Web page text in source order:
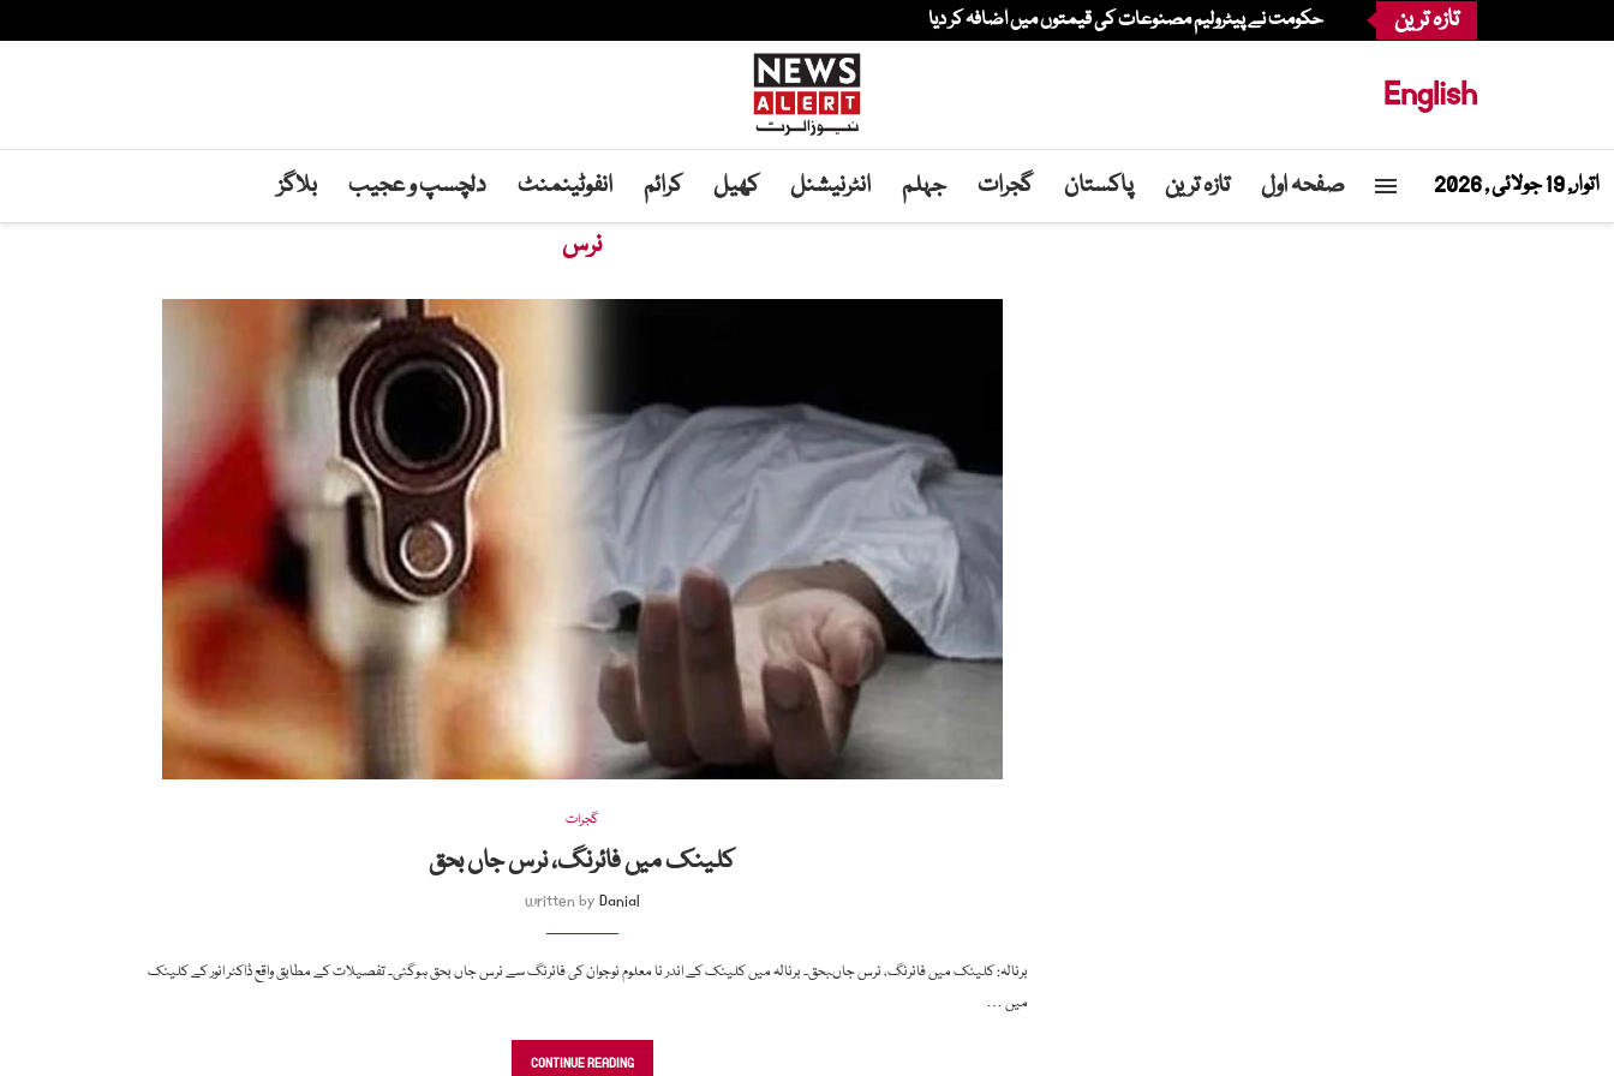
تازہ ترین حکومت نے پیٹرولیم مصنوعات کی قیمتوں میں اضافہ کر دیا
English
اتوار, 19 جولائی , 2026 صفحہ اول تازہ ترین پاکستان گجرات جہلم انٹرنیشنل کھیل کرائم انفوٹینمنٹ دلچسپ و عجیب بلاگز Home
»
نرس
گجرات
کلینک میں فائرنگ، نرس جاں بحق
written by Danial
برنالہ: کلینک میں فائرنگ، نرس جاںبحق۔ برنالہ میں کلینک کے اندر نا معلوم نوجوان کی فائرنگ سے نرس جاں بحق ہوگئی۔ تفصیلات کے مطابق واقع ڈاکٹر انور کے کلینک
میں …
CONTINUE READING